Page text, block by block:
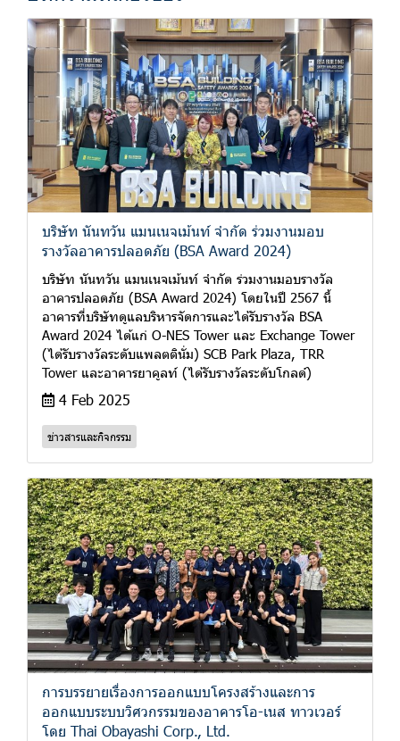
บริษัท นันทวัน แมนเนจเม้นท์ จำกัด ร่วมงานมอบ
รางวัลอาคารปลอดภัย (BSA Award 2024)
บริษัท นันทวัน แมนเนจเม้นท์ จำกัด ร่วมงานมอบรางวัล
อาคารปลอดภัย (BSA Award 2024) โดยในปี 2567 นี้
อาคารที่บริษัทดูแลบริหารจัดการและได้รับรางวัล BSA
Award 2024 ได้แก่ O-NES Tower และ Exchange Tower
(ได้รับรางวัลระดับแพลตตินั่ม) SCB Park Plaza, TRR
Tower และอาคารยาคูลท์ (ได้รับรางวัลระดับโกลด์)
4 Feb 2025
ข่าวสารและกิจกรรม
การบรรยายเรื่องการออกแบบโครงสร้างและการ
ออกแบบระบบวิศวกรรมของอาคารโอ-เนส ทาวเวอร์
โดย Thai Obayashi Corp., Ltd.